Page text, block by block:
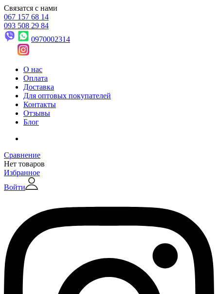
Связатся с нами
067 157 68 14
093 508 29 84
0970002314
О нас
Оплата
Доставка
Для оптовых покупателей
Контакты
Отзывы
Блог
Сравнение
Нет товаров
Избранное
Войти